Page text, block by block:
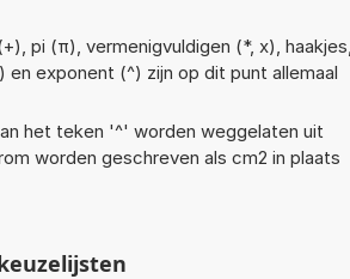
pi (π), vermenigvuldigen (*, x), haakjes,
exponent (^) zijn op dit punt allemaal
het teken '^' worden weggelaten uit
worden geschreven als cm2 in plaats